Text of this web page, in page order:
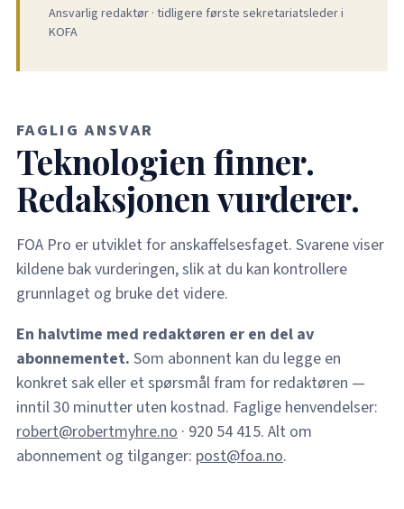
Ansvarlig redaktør · tidligere første sekretariatsleder i
KOFA
FAGLIG ANSVAR
Teknologien finner.
Redaksjonen vurderer.
FOA Pro er utviklet for anskaffelsesfaget. Svarene viser
kildene bak vurderingen, slik at du kan kontrollere
grunnlaget og bruke det videre.
En halvtime med redaktøren er en del av
abonnementet. Som abonnent kan du legge en
konkret sak eller et spørsmål fram for redaktøren —
inntil 30 minutter uten kostnad. Faglige henvendelser:
robert@robertmyhre.no · 920 54 415. Alt om
abonnement og tilganger: post@foa.no.